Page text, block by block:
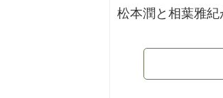
松本潤と相葉雅